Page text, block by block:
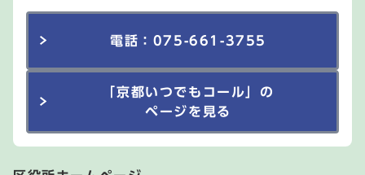
電話：075-661-3755
「京都いつでもコール」の
ページを見る